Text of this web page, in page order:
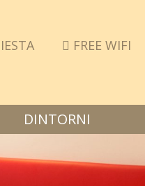
FREE WIFI
DINTORNI